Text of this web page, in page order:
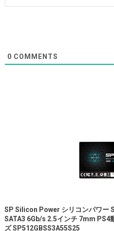
0 COMMENTS
SP Silicon Power シリコンパワー
SATA3 6Gb/s 2.5インチ 7mm PS4
ズ SP512GBSS3A55S25